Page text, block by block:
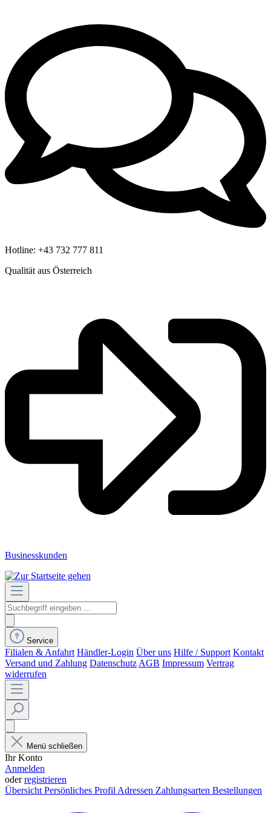
Hotline: +43 732 777 811
Qualität aus Österreich
Businesskunden
Service
Filialen & Anfahrt Händler-Login Über uns Hilfe / Support Kontakt
Versand und Zahlung Datenschutz AGB Impressum Vertrag
widerrufen
Menü schließen
Ihr Konto
Anmelden
oderregistrieren
Übersicht Persönliches Profil Adressen Zahlungsarten Bestellungen